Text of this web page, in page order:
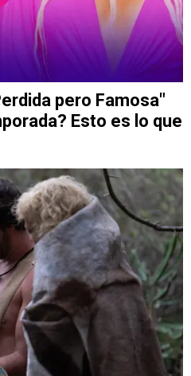
pero Famosa"
Esto es lo que